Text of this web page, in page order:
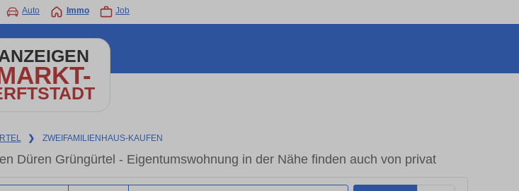
Auto Immo Job
❯ ZWEIFAMILIENHAUS-KAUFEN
Düren Grüngürtel - Eigentumswohnung in der Nähe finden auch von privat